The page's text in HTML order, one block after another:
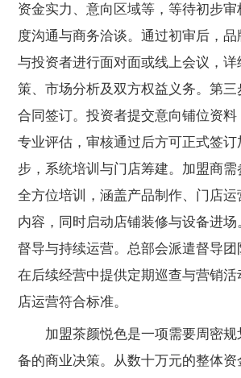
资金实力、意向区域等，等待初步
度沟通与商务洽谈。通过初审后，
与投资者进行面对面或线上会议，详
策、市场分析及双方权益义务。第
合同签订。投资者提交意向铺位资
专业评估，审核通过后方可正式签订
步，系统培训与门店筹建。加盟商
全方位培训，涵盖产品制作、门店
内容，同时启动店铺装修与设备进
督导与持续运营。总部会派遣督导
在后续经营中提供定期巡查与营销活
店运营符合标准。
加盟茶颜悦色是一项需要周密规
备的商业决策。从数十万元的整体